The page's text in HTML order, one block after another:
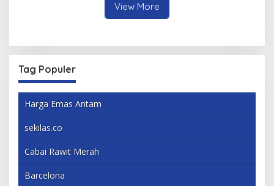
View More
Tag Populer
Harga Emas Antam
sekilas.co
Cabai Rawit Merah
Barcelona